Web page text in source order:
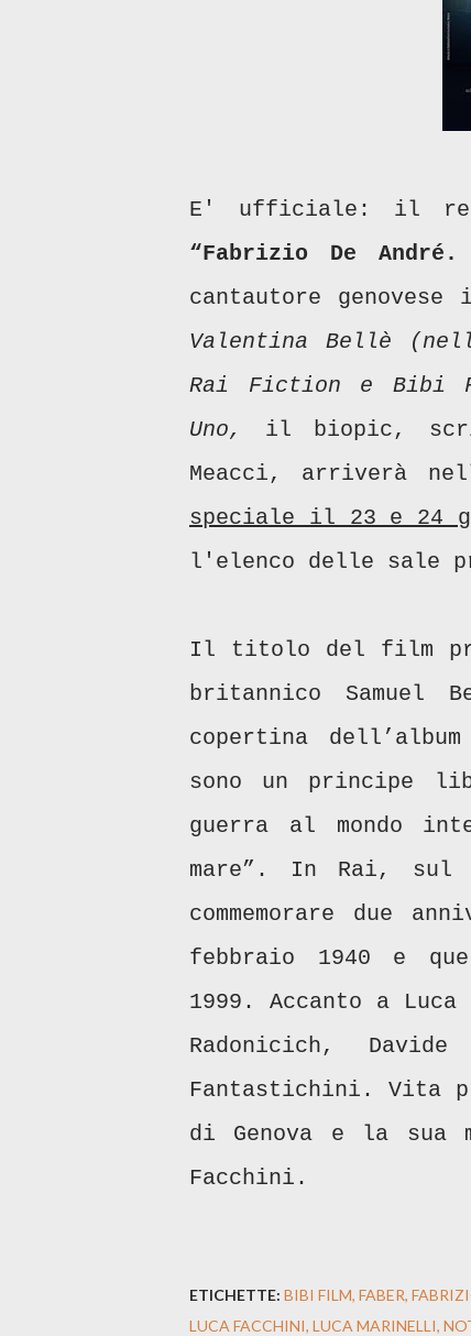
E' ufficiale: il
“Fabrizio De
cantautore
Valentina Bellè
Rai Fiction e Bibi
Uno,
il biopic,
Meacci, arriverà
speciale il 23 e 24
l'elenco delle sale
Il titolo del film
britannico Samuel
copertina
sono un principe
guerra al mondo
mare”. In Rai, sul
commemorare due
febbraio 1940 e
1999. Accanto a
Radonicich,
Fantastichini. Vita
di Genova e la sua
Facchini.
ETICHETTE: BIBI FILM FABER
LUCA FACCHINI LUCA MARINELLI